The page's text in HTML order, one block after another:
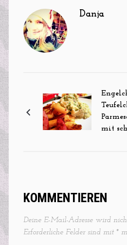
Danja
mit
KOMMENTIEREN
Deine E-Mail-Adresse wird
Erforderliche Felder sind mit *